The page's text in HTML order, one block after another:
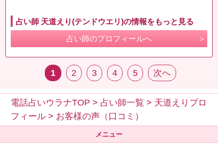
占い師 天道えり(テンドウエリ)の情報をもっと見る
占い師のプロフィールへ
1 2 3 4 5 次へ
電話占いウラナTOP > 占い師一覧 > 天道えりプロ
フィール > お客様の声（口コミ）
メニュー